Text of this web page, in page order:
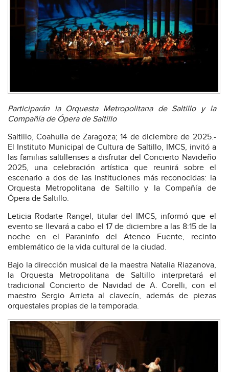
Participarán la Orquesta Metropolitana de Saltillo y la
Compañía de Ópera de Saltillo
Saltillo, Coahuila de Zaragoza; 14 de diciembre de 2025.-
El Instituto Municipal de Cultura de Saltillo, IMCS, invitó a
las familias saltillenses a disfrutar del Concierto Navideño
2025, una celebración artística que reunirá sobre el
escenario a dos de las instituciones más reconocidas: la
Orquesta Metropolitana de Saltillo y la Compañía de
Ópera de Saltillo.
Leticia Rodarte Rangel, titular del IMCS, informó que el
evento se llevará a cabo el 17 de diciembre a las 8:15 de la
noche en el Paraninfo del Ateneo Fuente, recinto
emblemático de la vida cultural de la ciudad.
Bajo la dirección musical de la maestra Natalia Riazanova,
la Orquesta Metropolitana de Saltillo interpretará el
tradicional Concierto de Navidad de A. Corelli, con el
maestro Sergio Arrieta al clavecín, además de piezas
orquestales propias de la temporada.